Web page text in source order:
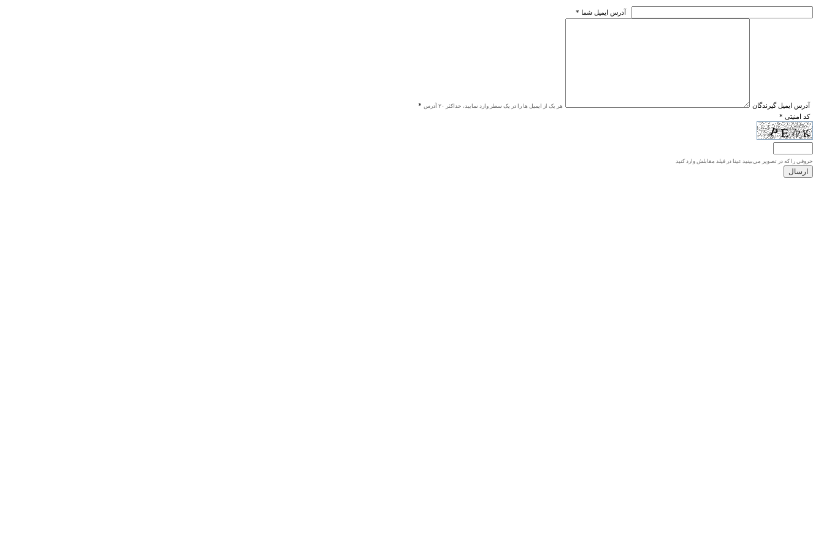
* آدرس ايميل شما
* آدرس ايميل گيرندگان هر یک از ایمیل ها را در یک سطر وارد نمایید، حداکثر ۲۰ آدرس
* کد امنیتی
حروفي را كه در تصوير مي‌بينيد عينا در فيلد مقابلش وارد كنيد